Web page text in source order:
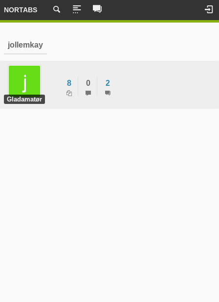
NORTABS
jollemkay
Gladamatør
8 0 2